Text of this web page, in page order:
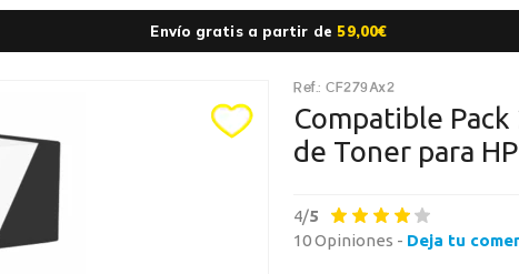
toda la gama de
Envío gratis a partir de 59,00€
Ref.: CF279Ax2
Compatible
de Toner para
4/5
10 Opiniones - Deja tu